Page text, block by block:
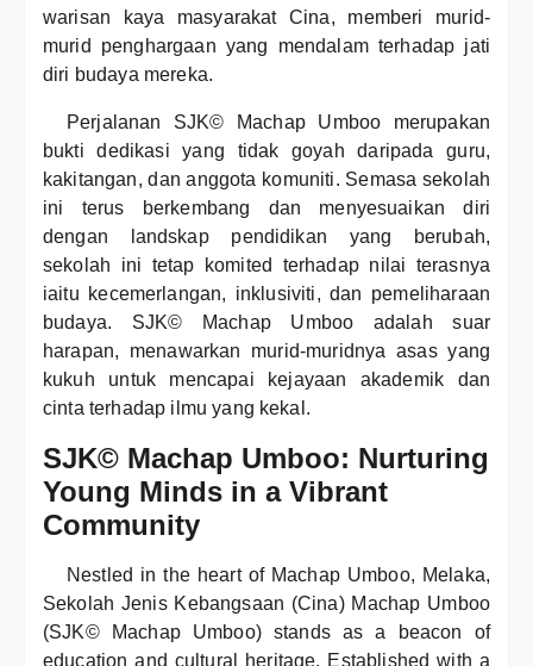
warisan kaya masyarakat Cina, memberi murid-
murid penghargaan yang mendalam terhadap jati
diri budaya mereka.
Perjalanan SJK© Machap Umboo merupakan
bukti dedikasi yang tidak goyah daripada guru,
kakitangan, dan anggota komuniti. Semasa sekolah
ini terus berkembang dan menyesuaikan diri
dengan landskap pendidikan yang berubah,
sekolah ini tetap komited terhadap nilai terasnya
iaitu kecemerlangan, inklusiviti, dan pemeliharaan
budaya. SJK© Machap Umboo adalah suar
harapan, menawarkan murid-muridnya asas yang
kukuh untuk mencapai kejayaan akademik dan
cinta terhadap ilmu yang kekal.
SJK© Machap Umboo: Nurturing
Young Minds in a Vibrant
Community
Nestled in the heart of Machap Umboo, Melaka,
Sekolah Jenis Kebangsaan (Cina) Machap Umboo
(SJK© Machap Umboo) stands as a beacon of
education and cultural heritage. Established with a